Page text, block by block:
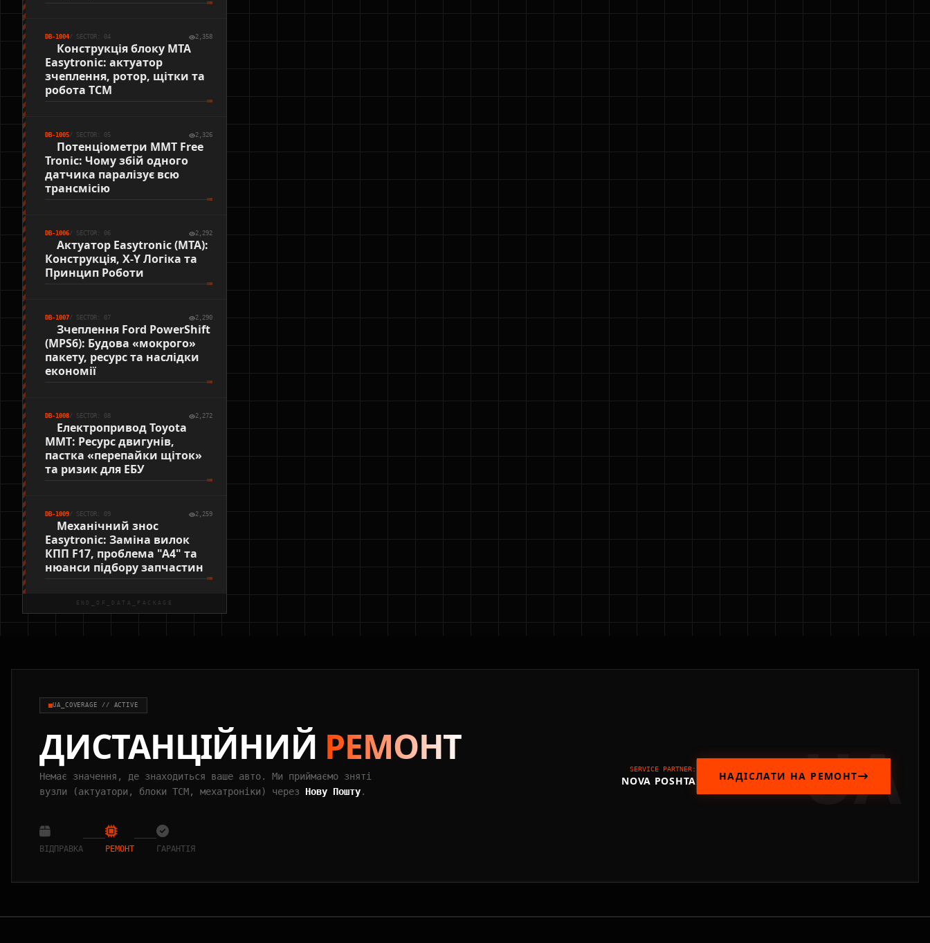
DB-1004/ SECTOR: 04 2,358
Конструкція блоку MTA
Easytronic: актуатор
зчеплення, ротор, щітки та
робота TCM
DB-1005/ SECTOR: 05 2,326
Потенціометри MMT Free
Tronic: Чому збій одного
датчика паралізує всю
трансмісію
DB-1006/ SECTOR: 06 2,292
Актуатор Easytronic (MTA):
Конструкція, X-Y Логіка та
Принцип Роботи
DB-1007/ SECTOR: 07 2,290
Зчеплення Ford PowerShift
(MPS6): Будова «мокрого»
пакету, ресурс та наслідки
економії
DB-1008/ SECTOR: 08 2,272
Електропривод Toyota
MMT: Ресурс двигунів,
пастка «перепайки щіток»
та ризик для ЕБУ
DB-1009/ SECTOR: 09 2,259
Механічний знос
Easytronic: Заміна вилок
КПП F17, проблема "А4" та
нюанси підбору запчастин
END_OF_DATA_PACKAGE
UA_COVERAGE // ACTIVE
ДИСТАНЦІЙНИЙ РЕМОНТ
Немає значення, де знаходиться ваше авто. Ми приймаємо зняті
вузли (актуатори, блоки TCM, мехатроніки) через Нову Пошту.
ВІДПРАВКА РЕМОНТ ГАРАНТІЯ
UA
SERVICE PARTNER:
NOVA POSHTA НАДІСЛАТИ НА РЕМОНТ